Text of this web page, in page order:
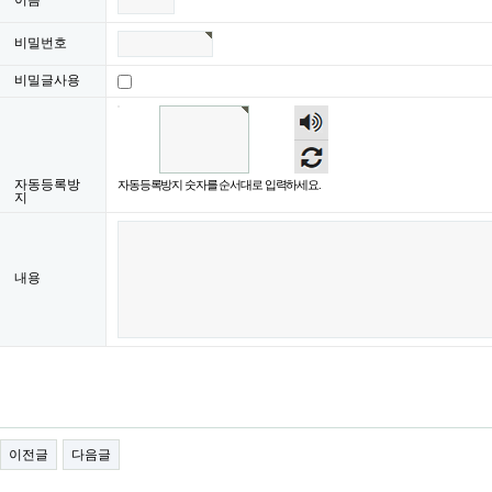
비밀번호
비밀글사용
자동등록방
지
숫자
음성
듣기
자동등록방지 숫자를 순서대로 입력하세요.
내용
이전글 다음글